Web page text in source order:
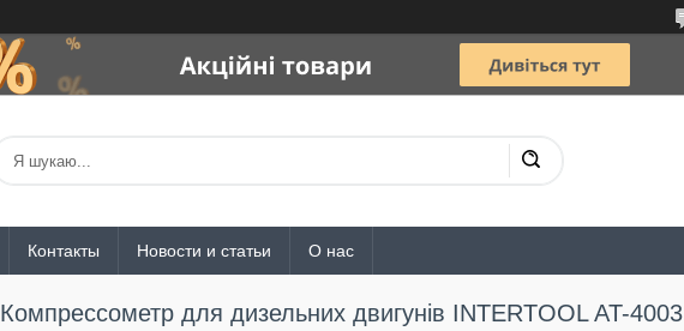
Контакты Новости и статьи О нас
Компрессометр для дизельних двигунів INTERTOOL AT-4003